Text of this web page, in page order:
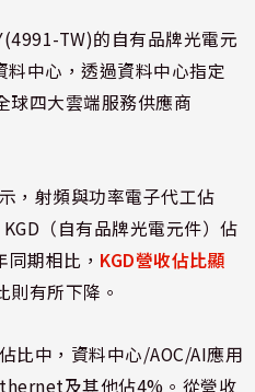
TW)的自有品牌光電元
料中心，透過資料中心指定
球四大雲端服務供應商
，射頻與功率電子代工佔
（自有品牌光電元件）佔
期相比， KGD營收佔比顯
則有所下降。
比中，資料中心/AOC/AI應用
及其他佔4%。從營收